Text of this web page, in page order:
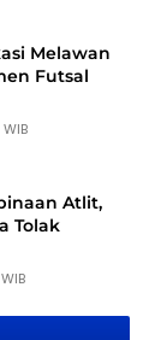
Melawan
Futsal
Atlit,
Tolak